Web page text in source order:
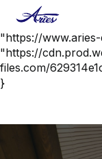
{ "@context":
"https://
"https://
files.com/
}